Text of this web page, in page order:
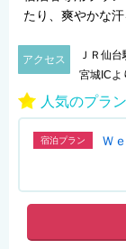
たり、爽やかな
アクセス
ＪＲ仙
宮城ICよ
人気のプラン
宿泊プラン Ｗ